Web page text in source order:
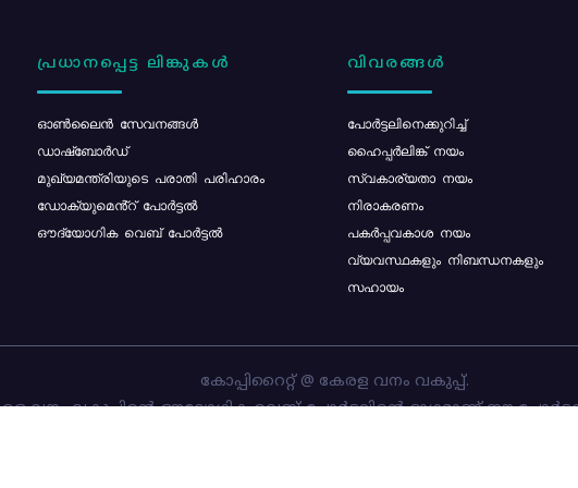
പ്രധാനപ്പെട്ട ലിങ്കുകൾ
ഓൺലൈൻ സേവനങ്ങൾ
ഡാഷ്ബോർഡ്
മുഖ്യമന്ത്രിയുടെ പരാതി പരിഹാരം
ഡോക്യുമെൻ്റ് പോർട്ടൽ
ഔദ്യോഗിക വെബ് പോർട്ടൽ
വിവരങ്ങൾ
പോര്‍ട്ടലിനെക്കുറിച്ച്
ഹൈപ്പർലിങ്ക് നയം
സ്വകാര്യതാ നയം
നിരാകരണം
പകർപ്പവകാശ നയം
വ്യവസ്ഥകളും നിബന്ധനകളും
സഹായം
കോപ്പിറൈറ്റ് @ കേരള വനം വകുപ്പ്.
വനം വകുപ്പിന്റെ ഔദ്യോഗിക വെബ്-പോർട്ടലിന്റെ ഭാഗമാണ് ഈ